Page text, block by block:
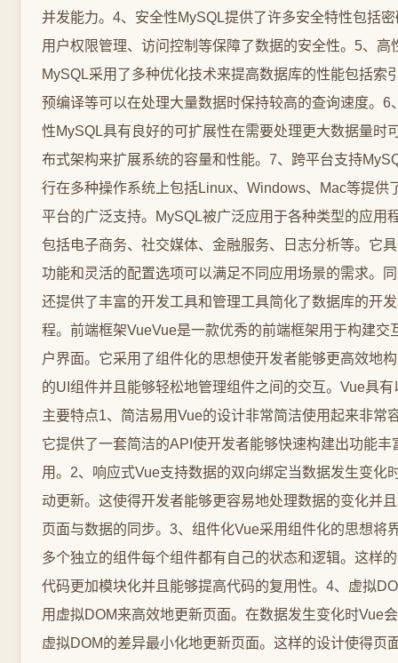
并发能力。4、安全性MySQL提供了许多安全特性包括
用户权限管理、访问控制等保障了数据的安全性。5、高
MySQL采用了多种优化技术来提高数据库的性能包括索
预编译等可以在处理大量数据时保持较高的查询速度。6
性MySQL具有良好的可扩展性在需要处理更大数据量时
布式架构来扩展系统的容量和性能。7、跨平台支持
行在多种操作系统上包括Linux、Windows、Mac等提供
平台的广泛支持。MySQL被广泛应用于各种类型的应用
包括电子商务、社交媒体、金融服务、日志分析等。它
功能和灵活的配置选项可以满足不同应用场景的需求。
还提供了丰富的开发工具和管理工具简化了数据库的开
程。前端框架VueVue是一款优秀的前端框架用于构建交
户界面。它采用了组件化的思想使开发者能够更高效地
的UI组件并且能够轻松地管理组件之间的交互。Vue具有
主要特点1、简洁易用Vue的设计非常简洁使用起来非常
它提供了一套简洁的API使开发者能够快速构建出功能丰
用。2、响应式Vue支持数据的双向绑定当数据发生变化
动更新。这使得开发者能够更容易地处理数据的变化并
页面与数据的同步。3、组件化Vue采用组件化的思想将
多个独立的组件每个组件都有自己的状态和逻辑。这样
代码更加模块化并且能够提高代码的复用性。4、虚拟
用虚拟DOM来高效地更新页面。在数据发生变化时Vue
虚拟DOM的差异最小化地更新页面。这样的设计使得页